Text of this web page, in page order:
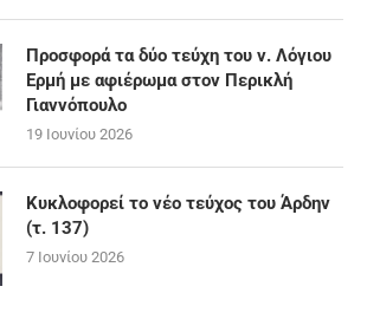
Προσφορά τα δύο τεύχη του ν. Λόγιου
Ερμή με αφιέρωμα στον Περικλή
Γιαννόπουλο
19 Ιουνίου 2026
Κυκλοφορεί το νέο τεύχος του Άρδην
(τ. 137)
7 Ιουνίου 2026